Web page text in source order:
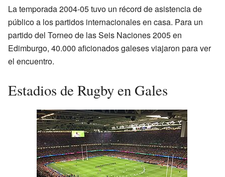
La temporada 2004-05 tuvo un récord de asistencia de
público a los partidos internacionales en casa. Para un
partido del Torneo de las Seis Naciones 2005 en
Edimburgo, 40.000 aficionados galeses viajaron para ver
el encuentro.
Estadios de Rugby en Gales